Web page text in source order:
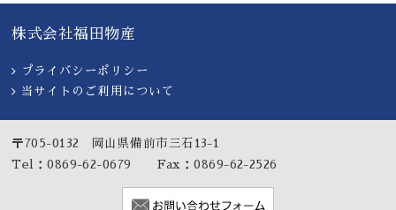
株式会社福田物産
プライバシーポリシー
当サイトのご利用について
〒705-0132 岡山県備前市三石13-1
Tel：0869-62-0679 Fax：0869-62-2526